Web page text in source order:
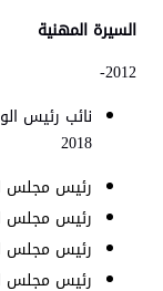
السيرة المهنية
2012-
2018
رئيس مجلس
رئيس مجلس
رئيس مجلس
رئيس مجلس